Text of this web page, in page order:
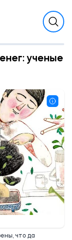
ученые
что да